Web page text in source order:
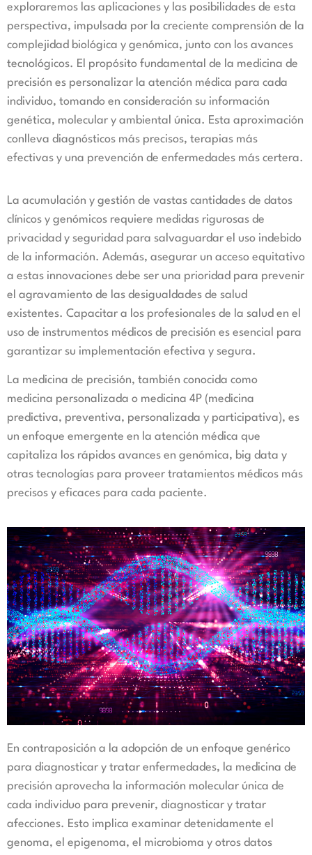
exploraremos las aplicaciones y las posibilidades de esta
perspectiva, impulsada por la creciente comprensión de la
complejidad biológica y genómica, junto con los avances
tecnológicos. El propósito fundamental de la medicina de
precisión es personalizar la atención médica para cada
individuo, tomando en consideración su información
genética, molecular y ambiental única. Esta aproximación
conlleva diagnósticos más precisos, terapias más
efectivas y una prevención de enfermedades más certera.
La acumulación y gestión de vastas cantidades de datos
clínicos y genómicos requiere medidas rigurosas de
privacidad y seguridad para salvaguardar el uso indebido
de la información. Además, asegurar un acceso equitativo
a estas innovaciones debe ser una prioridad para prevenir
el agravamiento de las desigualdades de salud
existentes. Capacitar a los profesionales de la salud en el
uso de instrumentos médicos de precisión es esencial para
garantizar su implementación efectiva y segura.
La medicina de precisión, también conocida como
medicina personalizada o medicina 4P (medicina
predictiva, preventiva, personalizada y participativa), es
un enfoque emergente en la atención médica que
capitaliza los rápidos avances en genómica, big data y
otras tecnologías para proveer tratamientos médicos más
precisos y eficaces para cada paciente.
En contraposición a la adopción de un enfoque genérico
para diagnosticar y tratar enfermedades, la medicina de
precisión aprovecha la información molecular única de
cada individuo para prevenir, diagnosticar y tratar
afecciones. Esto implica examinar detenidamente el
genoma, el epigenoma, el microbioma y otros datos